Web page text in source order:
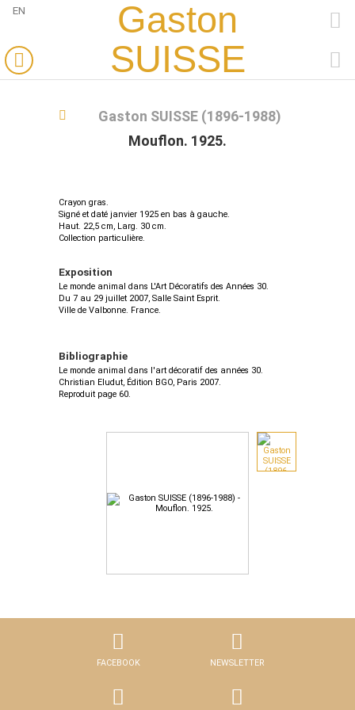
Gaston
SUISSE
EN
Gaston SUISSE (1896-1988)
Mouflon. 1925.
Crayon gras.
Signé et daté janvier 1925 en bas à gauche.
Haut. 22,5 cm, Larg. 30 cm.
Collection particulière.
Exposition
Le monde animal dans L'Art Décoratifs des Années 30.
Du 7 au 29 juillet 2007, Salle Saint Esprit.
Ville de Valbonne. France.
Bibliographie
Le monde animal dans l'art décoratif des années 30.
Christian Eludut, Édition BGO, Paris 2007.
Reproduit page 60.
FACEBOOK NEWSLETTER